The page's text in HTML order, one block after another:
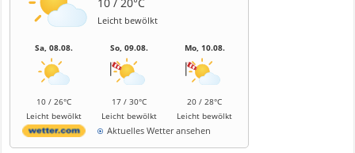
10 / 20°C
Leicht bewölkt
Sa, 08.08.
10 / 26°C
Leicht bewölkt
So, 09.08.
17 / 30°C
Leicht bewölkt
Mo, 10.08.
20 / 28°C
Leicht bewölkt
Aktuelles Wetter ansehen